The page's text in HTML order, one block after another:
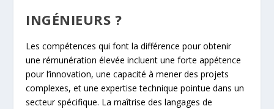
INGÉNIEURS ?
Les compétences qui font la différence pour obtenir
une rémunération élevée incluent une forte appétence
pour l’innovation, une capacité à mener des projets
complexes, et une expertise technique pointue dans un
secteur spécifique. La maîtrise des langages de